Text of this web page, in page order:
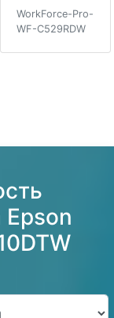
WorkForce-Pro-
WF-C529RDW
Epson